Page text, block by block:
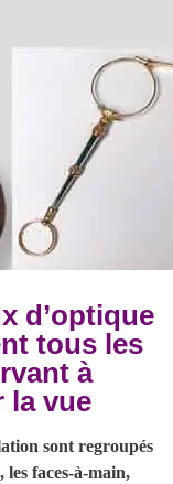
d’optique
tous les
à
la vue
sont regroupés
les faces-à-main,